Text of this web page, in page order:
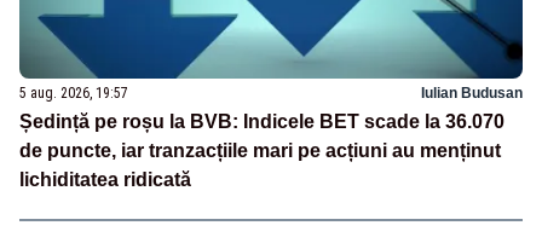
5 aug. 2026, 19:57 Iulian Budusan
Ședință pe roșu la BVB: Indicele BET scade la 36.070
de puncte, iar tranzacțiile mari pe acțiuni au menținut
lichiditatea ridicată